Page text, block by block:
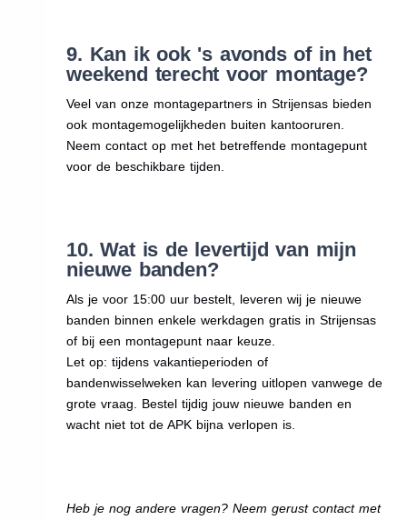
9. Kan ik ook 's avonds of in het
weekend terecht voor montage?
Veel van onze montagepartners in Strijensas bieden
ook montagemogelijkheden buiten kantooruren.
Neem contact op met het betreffende montagepunt
voor de beschikbare tijden.
10. Wat is de levertijd van mijn
nieuwe banden?
Als je voor 15:00 uur bestelt, leveren wij je nieuwe
banden binnen enkele werkdagen gratis in Strijensas
of bij een montagepunt naar keuze.
Let op: tijdens vakantieperioden of
bandenwisselweken kan levering uitlopen vanwege de
grote vraag. Bestel tijdig jouw nieuwe banden en
wacht niet tot de APK bijna verlopen is.
Heb je nog andere vragen? Neem gerust contact met